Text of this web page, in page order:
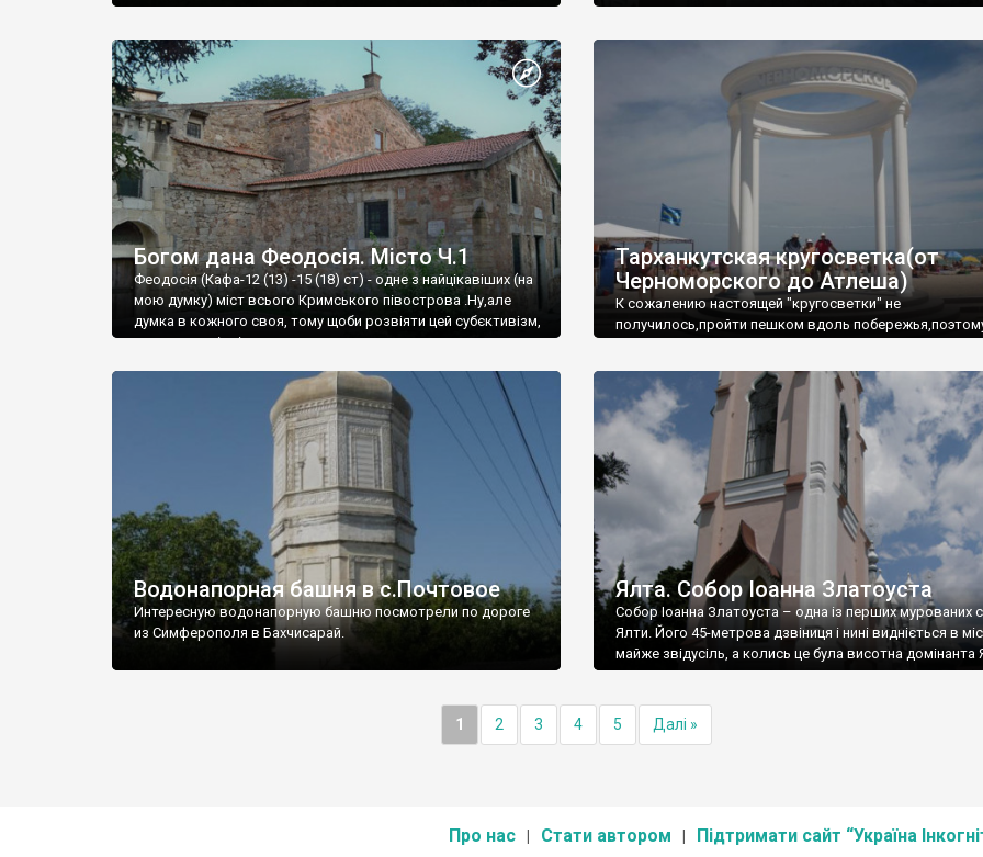
Богом дана Феодосія. Місто Ч.1
Феодосія (Кафа-12 (13) -15 (18) ст) - одне з найцікавіших (на
мою думку) міст всього Кримського півострова .Ну,але
думка в кожного своя, тому щоби розвіяти цей субєктивізм,
запрошую відвідати це
Тарханкутская кругосветка(от
Черноморского до Атлеша)
К сожалению настоящей "кругосветки" не
получилось,пройти пешком вдоль
Водонапорная башня в с.Почтовое
Интересную водонапорную башню посмотрели по дороге
из Симферополя в Бахчисарай.
Ялта. Собор Іоанна Златоуста
Собор Іоанна Златоуста – одна із перших мурованих
Ялти. Його 45-метрова дзвіниця і нині видніється в
майже звідусіль, а колись це була висотна домінанта
1 2 3 4 5 Далі »
Про нас Стати автором Підтримати сайт “Україна